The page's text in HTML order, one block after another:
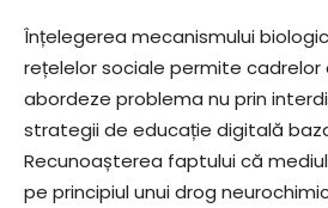
Înțelegerea mecanismului
rețelelor sociale permite
abordeze problema nu prin
strategii de educație digitală
Recunoașterea faptului că
pe principiul unui drog